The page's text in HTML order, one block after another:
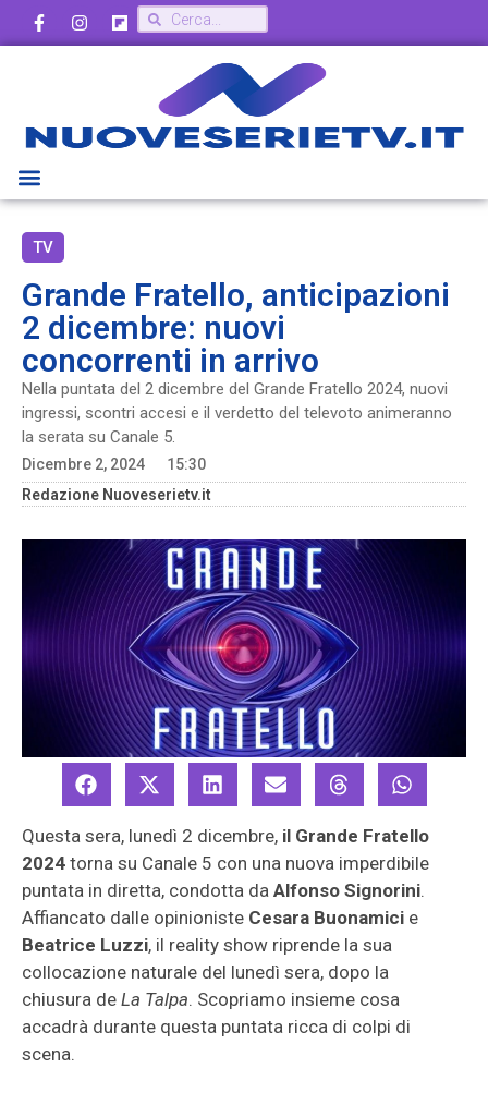
TV
Grande Fratello, anticipazioni
2 dicembre: nuovi
concorrenti in arrivo
Nella puntata del 2 dicembre del Grande Fratello 2024, nuovi
ingressi, scontri accesi e il verdetto del televoto animeranno
la serata su Canale 5.
Dicembre 2, 2024
15:30
Redazione Nuoveserietv.it
Questa sera, lunedì 2 dicembre, il Grande Fratello
2024 torna su Canale 5 con una nuova imperdibile
puntata in diretta, condotta da Alfonso Signorini.
Affiancato dalle opinioniste Cesara Buonamici e
Beatrice Luzzi, il reality show riprende la sua
collocazione naturale del lunedì sera, dopo la
chiusura de La Talpa. Scopriamo insieme cosa
accadrà durante questa puntata ricca di colpi di
scena.